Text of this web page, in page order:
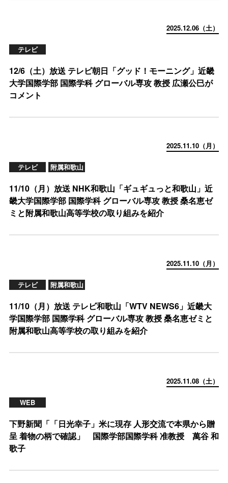
2025.12.06（土）
テレビ
12/6（土）放送 テレビ朝日「グッド！モーニング」近畿
大学国際学部 国際学科 グローバル専攻 教授 広瀬公巳が
コメント
2025.11.10（月）
テレビ 附属和歌山
11/10（月）放送 NHK和歌山「ギュギュっと和歌山」近
畿大学国際学部 国際学科 グローバル専攻 教授 桑名恵ゼ
ミと附属和歌山高等学校の取り組みを紹介
2025.11.10（月）
テレビ 附属和歌山
11/10（月）放送 テレビ和歌山「WTV NEWS6」近畿大
学国際学部 国際学科 グローバル専攻 教授 桑名恵ゼミと
附属和歌山高等学校の取り組みを紹介
2025.11.08（土）
WEB
下野新聞「「日光幸子」米に現存 人形交流で本県から贈
呈 着物の柄で確認」 国際学部国際学科 准教授 萬谷 和
歌子